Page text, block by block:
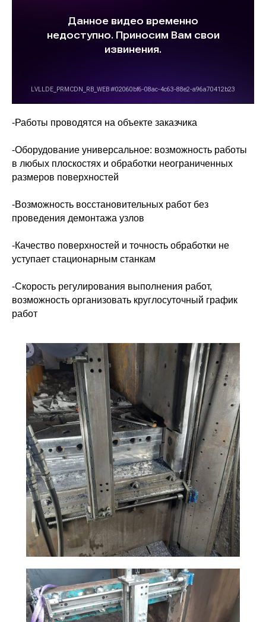
-Работы проводятся на объекте заказчика
-Оборудование универсальное: возможность работы
в любых плоскостях и обработки неограниченных
размеров поверхностей
-Возможность восстановительных работ без
проведения демонтажа узлов
-Качество поверхностей и точность обработки не
уступает стационарным станкам
-Скорость регулирования выполнения работ,
возможность организовать круглосуточный график
работ